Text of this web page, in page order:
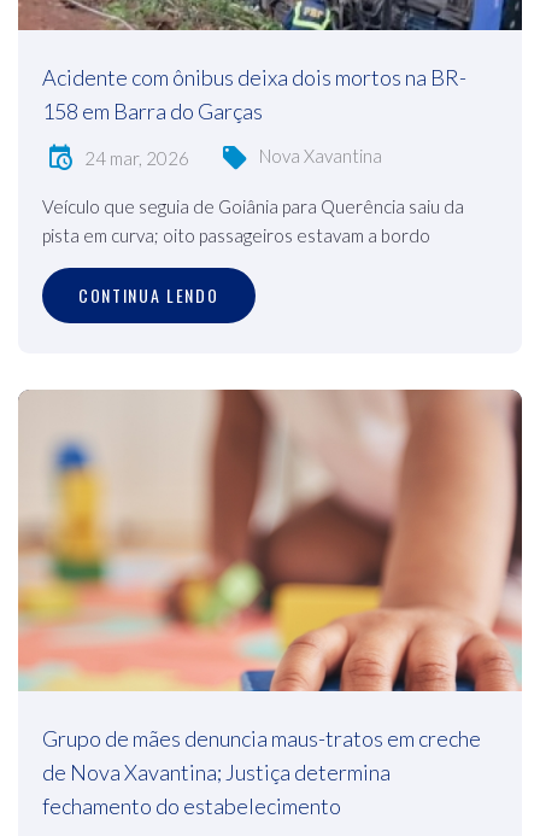
Acidente com ônibus deixa dois mortos na BR-
158 em Barra do Garças
24 mar, 2026 Nova Xavantina
Veículo que seguia de Goiânia para Querência saiu da
pista em curva; oito passageiros estavam a bordo
CONTINUA LENDO
Grupo de mães denuncia maus-tratos em creche
de Nova Xavantina; Justiça determina
fechamento do estabelecimento